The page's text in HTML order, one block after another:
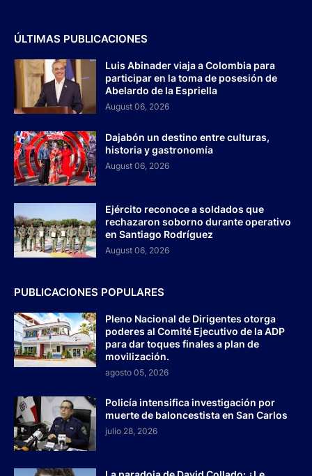
ÚLTIMAS PUBLICACIONES
Luis Abinader viaja a Colombia para
participar en la toma de posesión de
Abelardo de la Espriella
August 06, 2026
Dajabón un destino entre culturas,
historia y gastronomía
August 06, 2026
Ejército reconoce a soldados que
rechazaron soborno durante operativo
en Santiago Rodríguez
August 06, 2026
PUBLICACIONES POPULARES
Pleno Nacional de Dirigentes otorga
poderes al Comité Ejecutivo de la ADP
para dar toques finales a plan de
movilización.
agosto 05, 2026
Policía intensifica investigación por
muerte de baloncestista en San Carlos
julio 28, 2026